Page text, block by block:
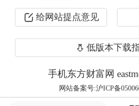
据深交所官网，这两家
电子股份有限公司
”）、南昌三瑞智能
司（下称“三瑞智能”）
5月30日，保荐券商分
给网站提点意见
低版本下载
手机东方财富网
网站备案号:沪ICP备